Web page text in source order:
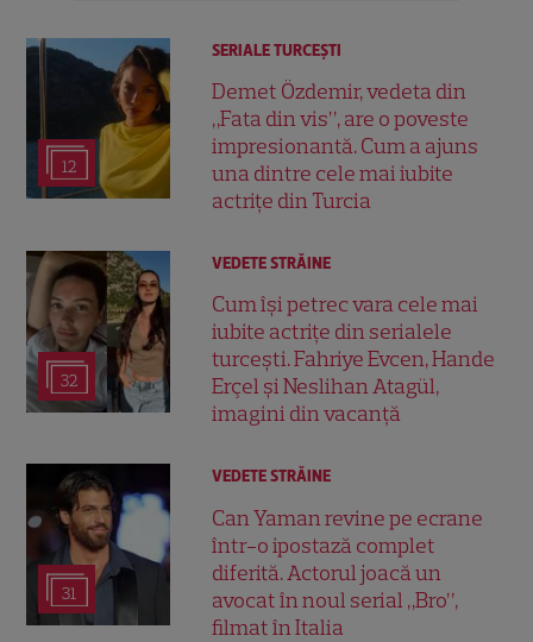
12
SERIALE TURCEŞTI
Demet Özdemir, vedeta din
„Fata din vis”, are o poveste
impresionantă. Cum a ajuns
una dintre cele mai iubite
actrițe din Turcia
32
VEDETE STRĂINE
Cum își petrec vara cele mai
iubite actrițe din serialele
turcești. Fahriye Evcen, Hande
Erçel și Neslihan Atagül,
imagini din vacanță
31
VEDETE STRĂINE
Can Yaman revine pe ecrane
într-o ipostază complet
diferită. Actorul joacă un
avocat în noul serial „Bro”,
filmat în Italia